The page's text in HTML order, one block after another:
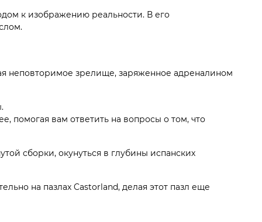
к изображению реальности. В его
неповторимое зрелище, заряженное адреналином
помогая вам ответить на вопросы о том, что
сборки, окунуться в глубины испанских
на пазлах Castorland, делая этот пазл еще